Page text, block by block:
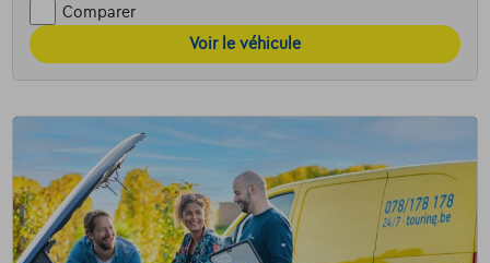
Comparer
Voir le véhicule